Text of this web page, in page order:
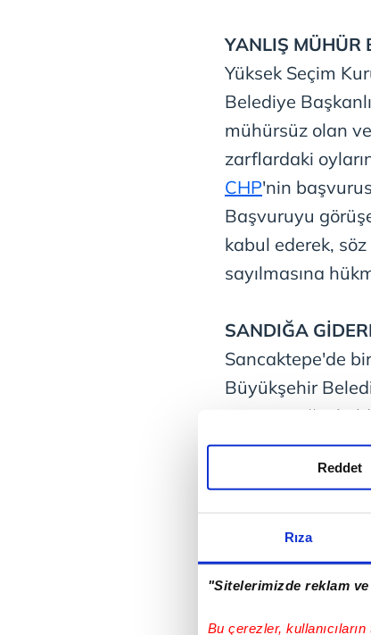
Rıza
"Sitelerimizde reklam
Bu çerezler, kullanıcıların
Reddet
YANLIŞ MÜHÜR
Yüksek Seçim
Belediye
mühürsüz olan
zarflardaki
CHP'nin
Başvuruyu
kabul ederek,
sayılmasına
SANDIĞA
Sancaktepe'de
Büyükşehir
üzere gittiği
Zengin, öğleden
Samandıra Kız
güvenliği
Sancaktepe
Araştırma